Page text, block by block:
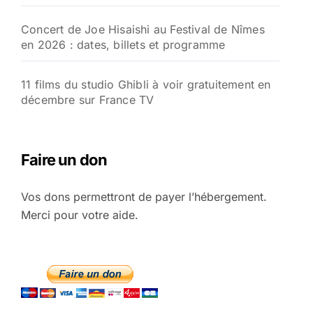
Concert de Joe Hisaishi au Festival de Nîmes
en 2026 : dates, billets et programme
11 films du studio Ghibli à voir gratuitement en
décembre sur France TV
Faire un don
Vos dons permettront de payer l’hébergement.
Merci pour votre aide.